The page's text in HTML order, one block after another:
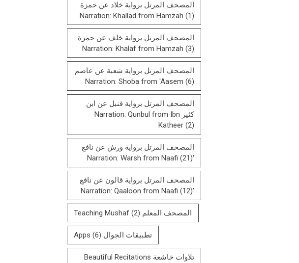
المصحف المرتل برواية خلاد عن حمزة
Narration: Khallad from Hamzah (1)
المصحف المرتل برواية خلف عن حمزة
Narration: Khalaf from Hamzah (3)
المصحف المرتل برواية شعبة عن عاصم
Narration: Shoba from 'Aasem (6)
المصحف المرتل برواية قنبل عن ابن
كثير Narration: Qunbul from Ibn
Katheer(2)
المصحف المرتل برواية ورش عن نافع
'Narration: Warsh from Naafi
(21)
المصحف المرتل بروایة قالون عن نافع
'Narration: Qaaloon from Naafi
(12)
المصحف المعلم Teaching Mushaf (2)
تطبيقات الجوال Apps (6)
تلاوات خاشعة Beautiful Recitations